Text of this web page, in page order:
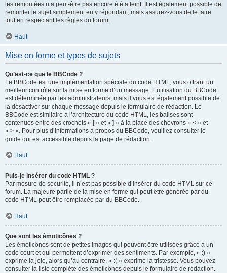
les remontées n’a peut-être pas encore été atteint. Il est également possible de
remonter le sujet simplement en y répondant, mais assurez-vous de le faire
tout en respectant les règles du forum.
Haut
Mise en forme et types de sujets
Qu’est-ce que le BBCode ?
Le BBCode est une implémentation spéciale du code HTML, vous offrant un
meilleur contrôle sur la mise en forme d’un message. L’utilisation du BBCode
est déterminée par les administrateurs, mais il vous est également possible de
la désactiver sur chaque message depuis le formulaire de rédaction. Le
BBCode est similaire à l’architecture du code HTML, les balises sont
contenues entre des crochets « [ » et « ] » à la place des chevrons « < » et
« > ». Pour plus d’informations à propos du BBCode, veuillez consulter le
guide qui est accessible depuis la page de rédaction.
Haut
Puis-je insérer du code HTML ?
Par mesure de sécurité, il n’est pas possible d’insérer du code HTML sur ce
forum. La majeure partie de la mise en forme qui peut être générée par du
code HTML peut être remplacée par du BBCode.
Haut
Que sont les émoticônes ?
Les émoticônes sont de petites images qui peuvent être utilisées grâce à un
code court et qui permettent d’exprimer des sentiments. Par exemple, « :) »
exprime la joie, alors qu’au contraire, « :( » exprime la tristesse. Vous pouvez
consulter la liste complète des émoticônes depuis le formulaire de rédaction.